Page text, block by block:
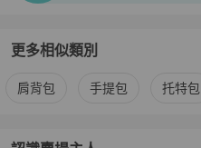
更多相似類別
更多Salvatore Ferragamo女包
肩背包 手提包 托特包